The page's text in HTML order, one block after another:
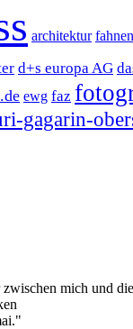
architektur
d+s europa AG
ewg faz
gagarin-
mich und